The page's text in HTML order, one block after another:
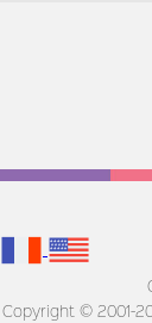
Copyright © 2001-